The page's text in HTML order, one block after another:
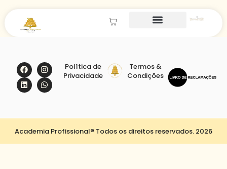
Política de
Privacidade
Termos &
Condições
Academia Profissional® Todos os direitos reservados. 2026